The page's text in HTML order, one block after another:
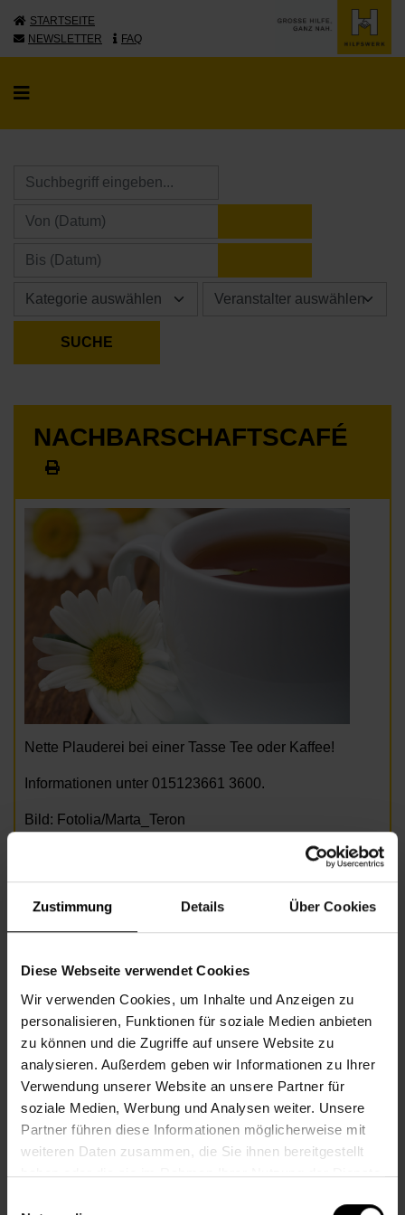
Zustimmung Details Über Cookies
Diese Webseite verwendet Cookies
Wir verwenden Cookies, um Inhalte und Anzeigen zu
personalisieren, Funktionen für soziale Medien anbieten
zu können und die Zugriffe auf unsere Website zu
analysieren. Außerdem geben wir Informationen zu Ihrer
Verwendung unserer Website an unsere Partner für
soziale Medien, Werbung und Analysen weiter. Unsere
Partner führen diese Informationen möglicherweise mit
weiteren Daten zusammen, die Sie ihnen bereitgestellt
haben oder die sie im Rahmen Ihrer Nutzung der Dienste
STARTSEITE
NEWSLETTER
FAQ
NACHBARSCHAFTSCAFÉ
Nette Plauderei bei einer Tasse Tee oder Kaffee!
Informationen unter 015123661 3600.
Bild: Fotolia/Marta_Teron
Beginn Donnerstag, 09.07.2026,15.00 -
Veranstalter Nachbarschaftszentrum 17
NACHBARSCHAFTSZENTRUM 17